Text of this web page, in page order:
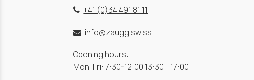
+41 (0)34 491 81 11
info@zaugg.swiss
Opening hours:
Mon-Fri: 7:30-12:00 13:30 - 17:00